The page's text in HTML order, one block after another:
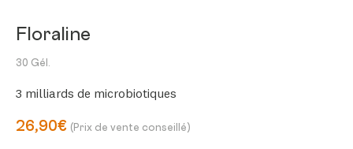
Floraline
30 Gél.
3 milliards de microbiotiques
26,90€ (Prix de vente conseillé)